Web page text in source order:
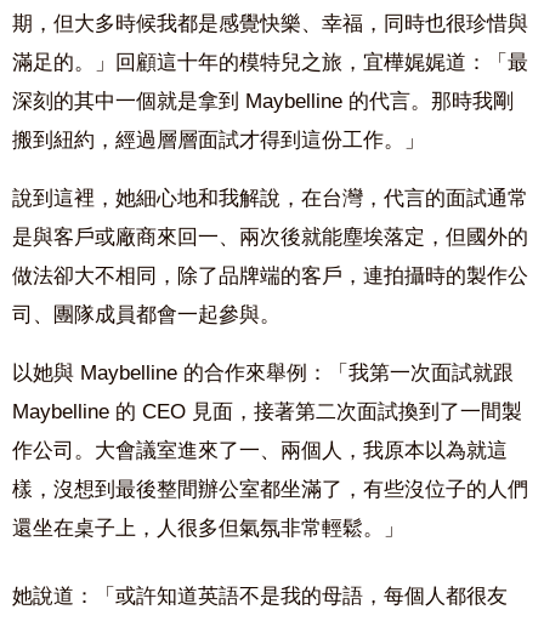
期，但大多時候我都是感覺快樂、幸福，同時也很珍惜與
滿足的。」回顧這十年的模特兒之旅，宜樺娓娓道：「最
深刻的其中一個就是拿到 Maybelline 的代言。那時我剛
搬到紐約，經過層層面試才得到這份工作。」
說到這裡，她細心地和我解說，在台灣，代言的面試通常
是與客戶或廠商來回一、兩次後就能塵埃落定，但國外的
做法卻大不相同，除了品牌端的客戶，連拍攝時的製作公
司、團隊成員都會一起參與。
以她與 Maybelline 的合作來舉例：「我第一次面試就跟
Maybelline 的 CEO 見面，接著第二次面試換到了一間製
作公司。大會議室進來了一、兩個人，我原本以為就這
樣，沒想到最後整間辦公室都坐滿了，有些沒位子的人們
還坐在桌子上，人很多但氣氛非常輕鬆。」
她說道：「或許知道英語不是我的母語，每個人都很友